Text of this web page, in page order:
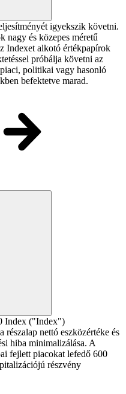
igyekszik követni.
nagy és közepes méretű
Indexet alkotó értékpapírok
próbálja követni az
politikai vagy hasonló
befektetve marad.
Index ("Index")
részalap nettó eszközértéke és
hiba minimalizálása. A
fejlett piacokat lefedő 600
részvény